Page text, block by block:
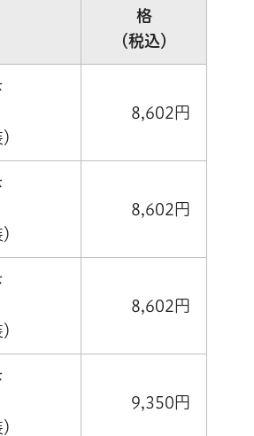
格
（税込）
8,602円
8,602円
8,602円
9,350円